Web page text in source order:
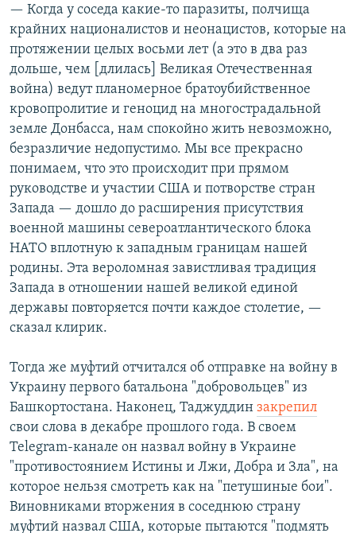
— Когда у соседа какие-то паразиты, полчища
крайних националистов и неонацистов, которые на
протяжении целых восьми лет (а это в два раз
дольше, чем [длилась] Великая Отечественная
война) ведут планомерное братоубийственное
кровопролитие и геноцид на многострадальной
земле Донбасса, нам спокойно жить невозможно,
безразличие недопустимо. Мы все прекрасно
понимаем, что это происходит при прямом
руководстве и участии США и потворстве стран
Запада — дошло до расширения присутствия
военной машины североатлантического блока
НАТО вплотную к западным границам нашей
родины. Эта вероломная завистливая традиция
Запада в отношении нашей великой единой
державы повторяется почти каждое столетие, —
сказал клирик.
Тогда же муфтий отчитался об отправке на войну в
Украину первого батальона "добровольцев" из
Башкортостана. Наконец, Таджуддин закрепил
свои слова в декабре прошлого года. В своем
Telegram-канале он назвал войну в Украине
"противостоянием Истины и Лжи, Добра и Зла", на
которое нельзя смотреть как на "петушиные бои".
Виновниками вторжения в соседнюю страну
муфтий назвал США, которые пытаются "подмять